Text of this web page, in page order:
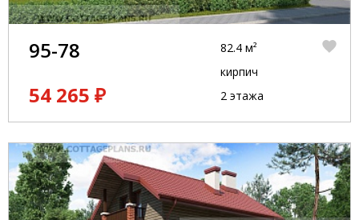
95-78
54 265 ₽
82.4 м²
кирпич
2 этажа